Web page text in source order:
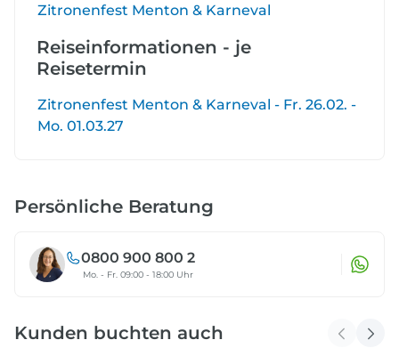
Zitronenfest Menton & Karneval
Reiseinformationen - je
Reisetermin
Zitronenfest Menton & Karneval - Fr. 26.02. -
Mo. 01.03.27
Persönliche Beratung
0800 900 800 2
Mo. - Fr. 09:00 - 18:00 Uhr
Kunden buchten auch